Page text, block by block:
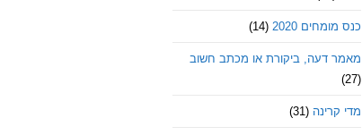
כנס מומחים 2020 (14)
מאמר דעה, ביקורת או מכתב חשוב
(27)
מדי קרינה (31)